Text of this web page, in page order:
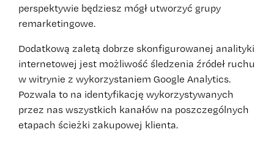
perspektywie będziesz mógł utworzyć grupy
remarketingowe.
Dodatkową zaletą dobrze skonfigurowanej analityki
internetowej jest możliwość śledzenia źródeł ruchu
w witrynie z wykorzystaniem Google Analytics.
Pozwala to na identyfikację wykorzystywanych
przez nas wszystkich kanałów na poszczególnych
etapach ścieżki zakupowej klienta.